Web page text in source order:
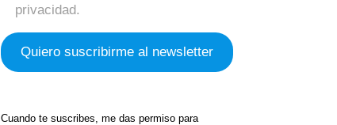
privacidad.
Cuando te suscribes, me das permiso para